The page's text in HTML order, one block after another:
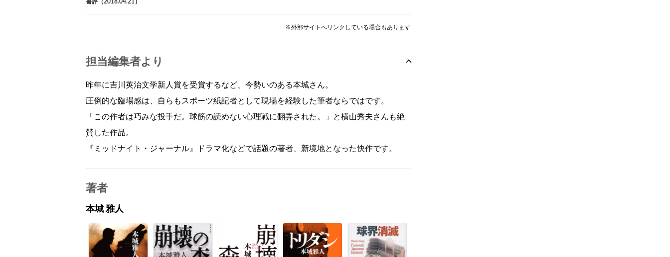
書評（2018.04.21）
※外部サイトへリンクしている場合もあります
担当編集者より
昨年に吉川英治文学新人賞を受賞するなど、今勢いのある本城さん。
圧倒的な臨場感は、自らもスポーツ紙記者として現場を経験した筆者ならではです。
「この作者は巧みな投手だ。球筋の読めない心理戦に翻弄された。」と横山秀夫さんも絶
賛した作品。
『ミッドナイト・ジャーナル』ドラマ化などで話題の著者、新境地となった快作です。
著者
本城 雅人